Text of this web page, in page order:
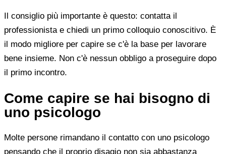
Il consiglio più importante è questo: contatta il
professionista e chiedi un primo colloquio conoscitivo. È
il modo migliore per capire se c'è la base per lavorare
bene insieme. Non c'è nessun obbligo a proseguire dopo
il primo incontro.
Come capire se hai bisogno di
uno psicologo
Molte persone rimandano il contatto con uno psicologo
pensando che il proprio disagio non sia abbastanza